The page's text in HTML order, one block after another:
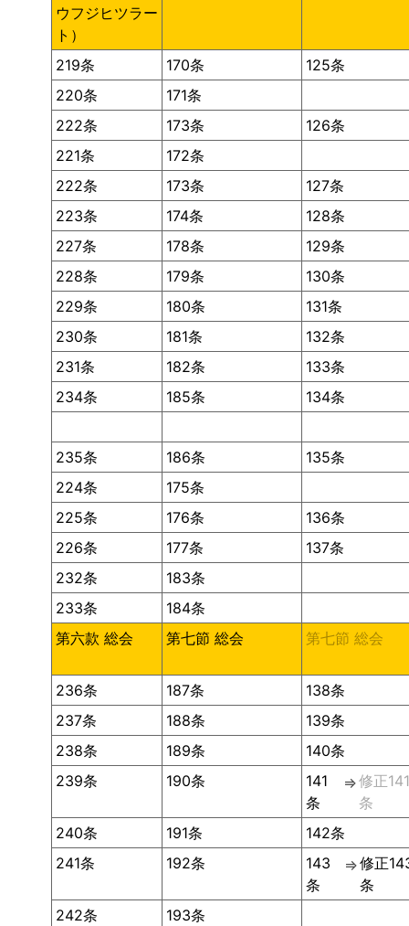
ウフジヒツラー
ト）
219条
170条
125条
220条
171条
222条
173条
126条
221条
172条
222条
173条
127条
223条
174条
128条
227条
178条
129条
228条
179条
130条
229条
180条
131条
230条
181条
132条
231条
182条
133条
234条
185条 134条
235条 186条
135条
224条
175条
225条
176条
136条
226条
177条
137条
232条
183条
233条
184条
第六款 総会
第七節 総会 第七節 総会
236条 187条
138条
237条
188条
139条
238条
189条
140条
239条
190条
141
条
⇒修正141
条
240条
191条
142条
241条
192条
143
条
⇒修正
条
242条
193条